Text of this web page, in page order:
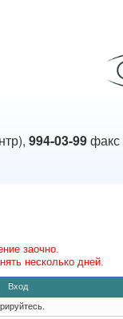
994-03-99факс
заочно.
несколько дней.
Вход